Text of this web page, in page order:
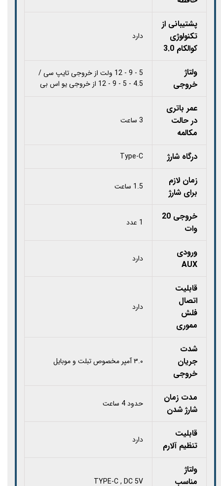
پشتیبانی از
تکنولوژی
کوالکام 3.0
دارد
ولتاژ
خروجی
5 - 9 - 12 ولت از خروجی تایپ سی /
4.5 - 5 - 9 - 12 از خروجی یو اس بی
عمر باتری
در حالت
مکالمه
3 ساعت
درگاه شارژ Type-C
زمان لازم
برای شارژ
1.5 ساعت
خروجی 20
وات
1 عدد
ورودی
AUX
دارد
قابلیت
اتصال
فلش
مموری
دارد
شدت
جریان
خروجی
۳.۰ آمپر مخصوص تبلت و موبایل
مدت زمان
شارژ شدن
حدود 4 ساعت
قابلیت
تنظیم آلارم
دارد
ولتاژ
مناسب
TYPE-C , DC 5V